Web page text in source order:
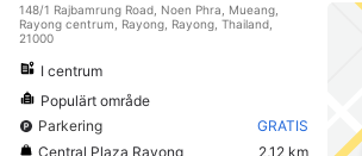
148/1 Rajbamrung Road, Noen Phra, Mueang,
Rayong centrum, Rayong, Rayong, Thailand,
21000
I centrum
Populärt område
Parkering
GRATIS
Central Plaza Rayong
2,12 km